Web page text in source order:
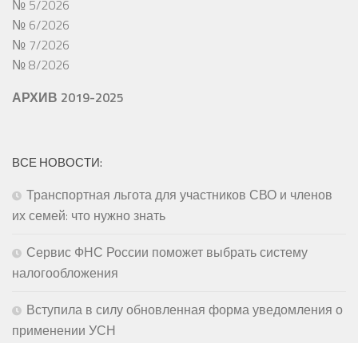
№ 5/2026
№ 6/2026
№ 7/2026
№ 8/2026
АРХИВ 2019-2025
ВСЕ НОВОСТИ:
Транспортная льгота для участников СВО и членов
их семей: что нужно знать
Сервис ФНС России поможет выбрать систему
налогообложения
Вступила в силу обновленная форма уведомления о
применении УСН